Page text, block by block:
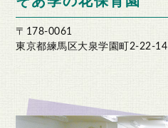
〒178-0061
東京都練馬区大泉学園町2-22-14